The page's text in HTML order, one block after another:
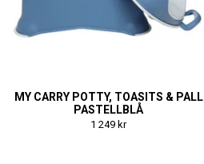
MY CARRY POTTY, TOASITS & PALL
PASTELLBLÅ
1 249 kr